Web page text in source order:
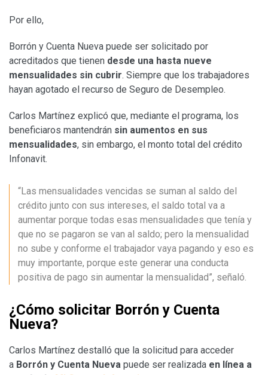
Por ello,
Borrón y Cuenta Nueva puede ser solicitado por
acreditados que tienen desde una hasta nueve
mensualidades sin cubrir. Siempre que los trabajadores
hayan agotado el recurso de Seguro de Desempleo.
Carlos Martínez explicó que, mediante el programa, los
beneficiaros mantendrán sin aumentos en sus
mensualidades, sin embargo, el monto total del crédito
Infonavit.
“Las mensualidades vencidas se suman al saldo del
crédito junto con sus intereses, el saldo total va a
aumentar porque todas esas mensualidades que tenía y
que no se pagaron se van al saldo; pero la mensualidad
no sube y conforme el trabajador vaya pagando y eso es
muy importante, porque este generar una conducta
positiva de pago sin aumentar la mensualidad”, señaló.
¿Cómo solicitar Borrón y Cuenta
Nueva?
Carlos Martínez destalló que la solicitud para acceder
a Borrón y Cuenta Nueva puede ser realizada en línea a